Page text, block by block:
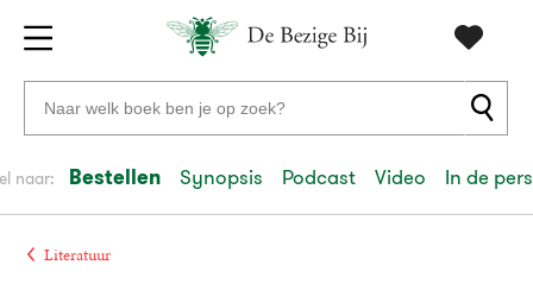
Gratis
verzending
vanaf
20
euro
Voor
23:59
volgendein
Zoeken
naar
auteurs
en
uitgevers
naar: Bestellen Synopsis Podcast Video In de pers
Literatuur